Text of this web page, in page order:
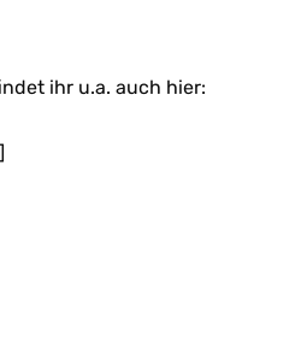
ihr u.a. auch hier: